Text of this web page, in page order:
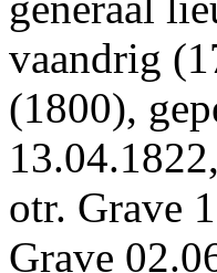
vaandrig
(1800),
otr. Grave
Grave